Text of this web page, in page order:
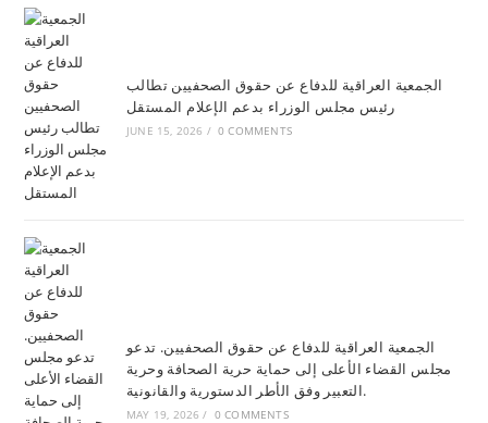
الجمعية العراقية للدفاع عن حقوق الصحفيين تطالب
رئيس مجلس الوزراء بدعم الإعلام المستقل
JUNE 15, 2026 / 0 COMMENTS
الجمعية العراقية للدفاع عن حقوق الصحفيين. تدعو
مجلس القضاء الأعلى إلى حماية حرية الصحافة وحرية
التعبير وفق الأطر الدستورية والقانونية.
MAY 19, 2026 / 0 COMMENTS